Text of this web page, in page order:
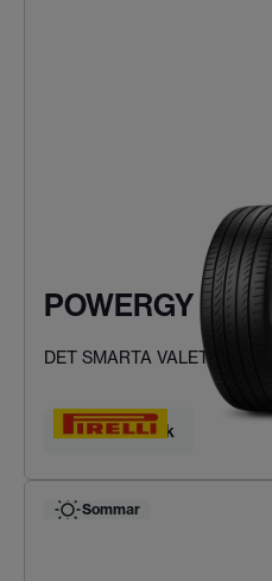
POWERGY
DET SMARTA VALET
Hitta ditt däck
Sommar